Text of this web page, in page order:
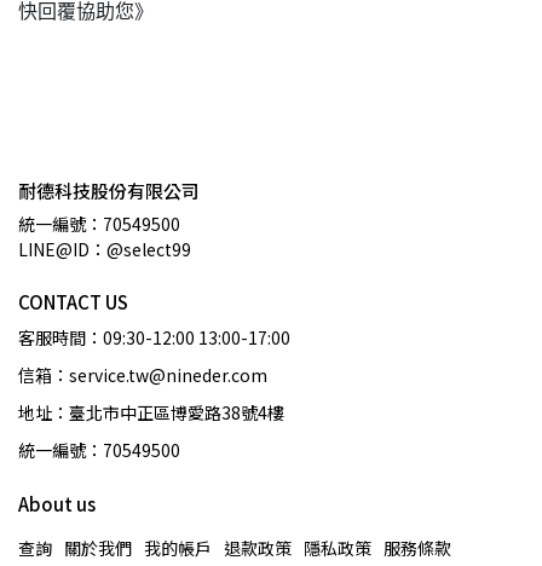
快回覆協助您》
耐德科技股份有限公司
統一編號：70549500
LINE@ID：@select99
CONTACT US
客服時間：09:30-12:00 13:00-17:00
信箱：service.tw@nineder.com
地址：臺北市中正區博愛路38號4樓
統一編號：70549500
About us
查詢 關於我們 我的帳戶 退款政策 隱私政策 服務條款